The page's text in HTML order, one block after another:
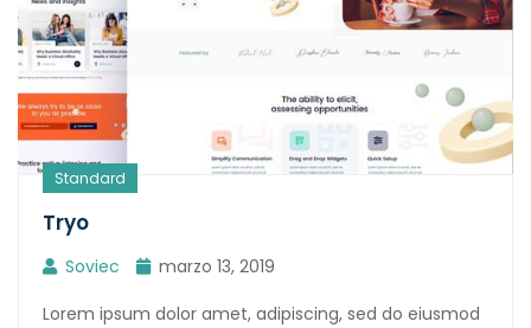
Standard
Tryo
Soviec
marzo 13, 2019
Lorem ipsum dolor amet, adipiscing, sed do eiusmod